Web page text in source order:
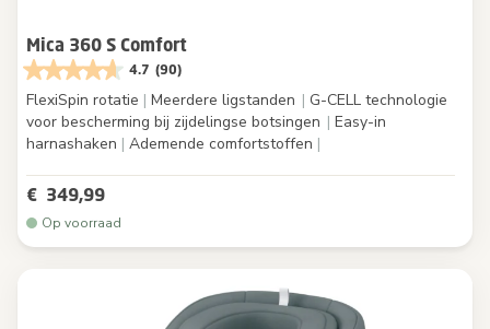
Mica 360 S Comfort
4.7 (90)
FlexiSpin rotatie | Meerdere ligstanden | G-CELL technologie
voor bescherming bij zijdelingse botsingen | Easy-in
harnashaken | Ademende comfortstoffen |
€ 349,99
Op voorraad